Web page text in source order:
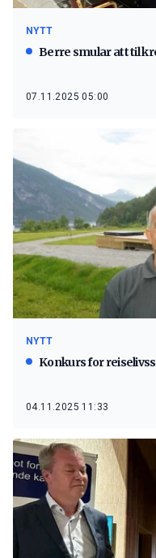
NYTT
Berre smular att til
07.11.2025 05:00
NYTT
Konkurs for
04.11.2025 11:33